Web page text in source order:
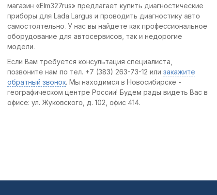
магазин «Elm327rus» предлагает купить диагностические
приборы для Lada Largus и проводить диагностику авто
самостоятельно. У нас вы найдете как профессиональное
оборудование для автосервисов, так и недорогие
модели.
Если Вам требуется консультация специалиста,
позвоните нам по тел. +7 (383) 263-73-12 или закажите
обратный звонок. Мы находимся в Новосибирске -
географическом центре России! Будем рады видеть Вас в
офисе: ул. Жуковского, д. 102, офис 414.